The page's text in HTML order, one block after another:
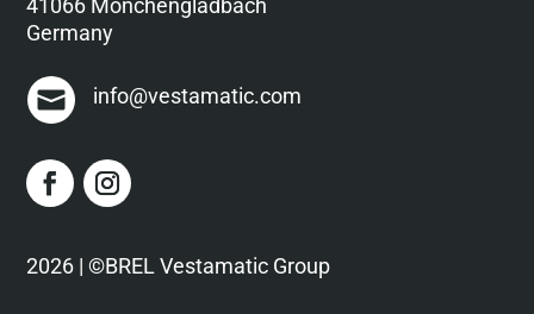
41066 Mönchengladbach
Germany
info@vestamatic.com
2026 | ©BREL Vestamatic Group